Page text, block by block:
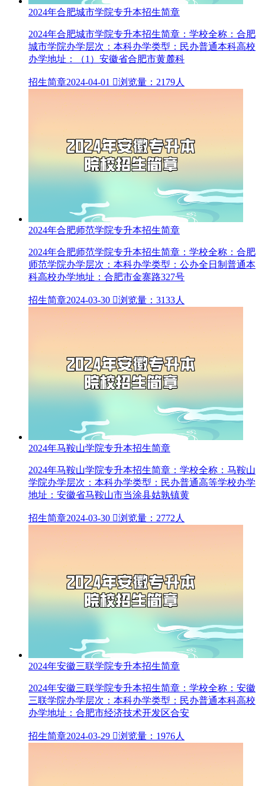
2024年合肥城市学院专升本招生简章
2024年合肥城市学院专升本招生简章：学校全称：合肥
城市学院办学层次：本科办学类型：民办普通本科高校
办学地址：（1）安徽省合肥市黄麓科
招生简章2024-04-01 浏览量：2179人
2024年合肥师范学院专升本招生简章
2024年合肥师范学院专升本招生简章：学校全称：合肥
师范学院办学层次：本科办学类型：公办全日制普通本
科高校办学地址：合肥市金寨路327号
招生简章2024-03-30 浏览量：3133人
2024年马鞍山学院专升本招生简章
2024年马鞍山学院专升本招生简章：学校全称：马鞍山
学院办学层次：本科办学类型：民办普通高等学校办学
地址：安徽省马鞍山市当涂县姑孰镇黄
招生简章2024-03-30 浏览量：2772人
2024年安徽三联学院专升本招生简章
2024年安徽三联学院专升本招生简章：学校全称：安徽
三联学院办学层次：本科办学类型：民办普通本科高校
办学地址：合肥市经济技术开发区合安
招生简章2024-03-29 浏览量：1976人